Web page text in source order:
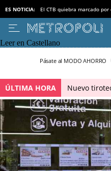
ES NOTICIA: El CTB quiebra marcado
Leer en Castellano
Pásate al MODO AHORRO
ÚLTIMA HORA Nuevo